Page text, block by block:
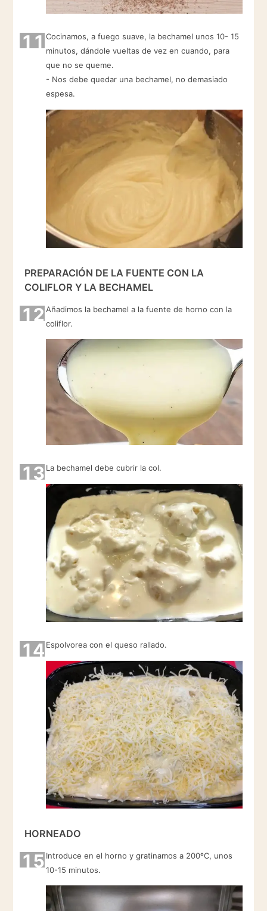
11 Cocinamos, a fuego suave, la bechamel unos 10- 15
minutos, dándole vueltas de vez en cuando, para
que no se queme.
- Nos debe quedar una bechamel, no demasiado
espesa.
PREPARACIÓN DE LA FUENTE CON LA
COLIFLOR Y LA BECHAMEL
12 Añadimos la bechamel a la fuente de horno con la
coliflor.
13 La bechamel debe cubrir la col.
14 Espolvorea con el queso rallado.
HORNEADO
15 Introduce en el horno y gratinamos a 200ºC, unos
10-15 minutos.